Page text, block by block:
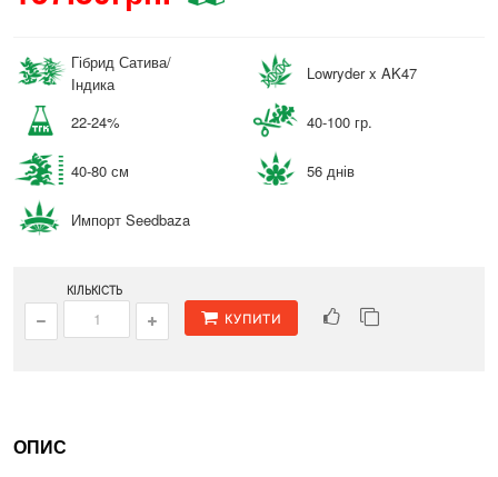
Гібрид Сатива/
Індика
Lowryder x AK47
22-24% 40-100 гр.
40-80 см 56 днів
Импорт Seedbaza
КІЛЬКІСТЬ
КУПИТИ
ОПИС